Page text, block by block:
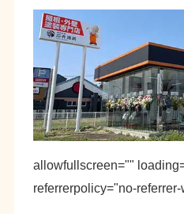
allowfullscreen=""
referrerpolicy="no-